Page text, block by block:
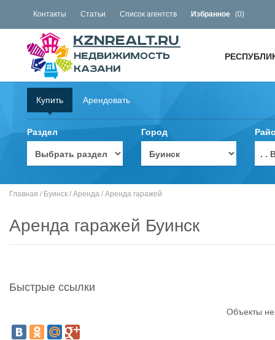
Контакты Статьи Список агентств Избранное (0)
Купить Арендовать
Раздел Город
. .
Главная / Буинск / Аренда / Аренда гаражей
Аренда гаражей Буинск
Быстрые ссылки
Объекты